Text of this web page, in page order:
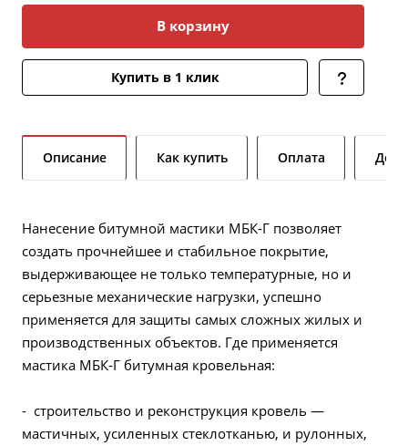
В корзину
Купить в 1 клик
Описание Как купить Оплата
Нанесение битумной мастики МБК-Г позволяет
создать прочнейшее и стабильное покрытие,
выдерживающее не только температурные, но и
серьезные механические нагрузки, успешно
применяется для защиты самых сложных жилых и
производственных объектов. Где применяется
мастика МБК-Г битумная кровельная:
- строительство и реконструкция кровель —
мастичных, усиленных стеклотканью, и рулонных,